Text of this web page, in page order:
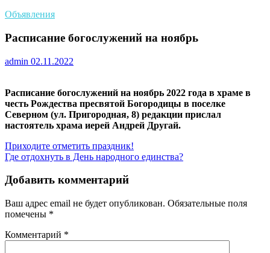
Объявления
Расписание богослужений на ноябрь
admin 02.11.2022
Расписание богослужений на ноябрь 2022 года в храме в
честь Рождества пресвятой Богородицы в поселке
Северном (ул. Пригородная, 8) редакции прислал
настоятель храма иерей Андрей Другай.
Навигация
по
записям
Приходите отметить праздник!
Где отдохнуть в День народного единства?
Добавить комментарий
Ваш адрес email не будет опубликован. Обязательные поля
помечены *
Комментарий *